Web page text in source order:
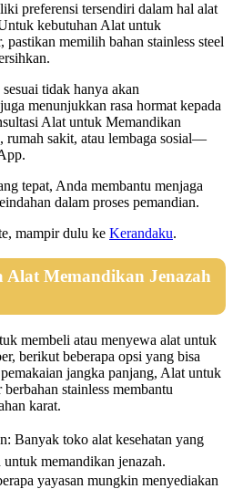
preferensi tersendiri dalam hal alat
kebutuhan Alat untuk
pastikan memilih bahan stainless steel
tidak hanya akan
menunjukkan rasa hormat kepada
Alat untuk Memandikan
rumah sakit, atau lembaga sosial—
tepat, Anda membantu menjaga
dalam proses pemandian.
mampir dulu ke Kerandaku.
Alat Memandikan Jenazah
membeli atau menyewa alat untuk
berikut beberapa opsi yang bisa
jangka panjang, Alat untuk
stainless membantu
karat.
Banyak toko alat kesehatan yang
memandikan jenazah.
yayasan mungkin menyediakan